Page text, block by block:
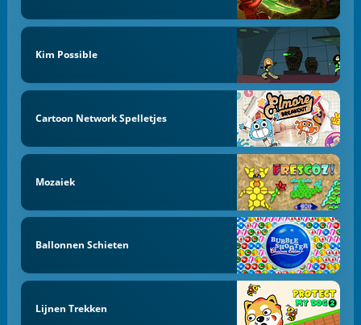
Kim Possible
Cartoon Network Spelletjes
Mozaiek
Ballonnen Schieten
Lijnen Trekken